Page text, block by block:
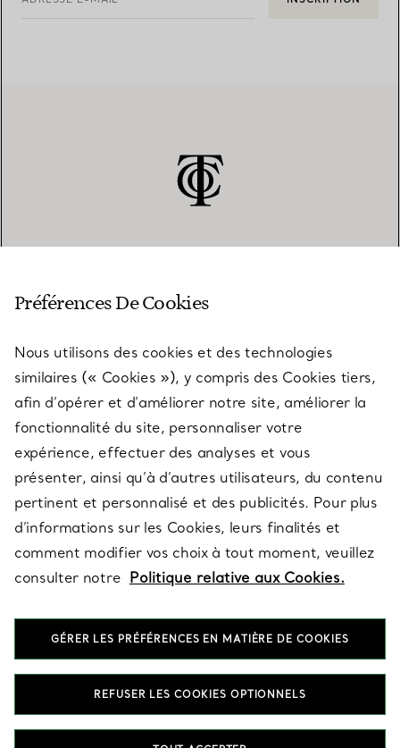
SERVICES
À PROPOS
QUESTIONS LÉGALES
SUIVEZ-NOUS
T&Co. 2026
Préférences De Cookies
Nous utilisons des cookies et des technologies
similaires (« Cookies »), y compris des Cookies tiers,
afin d’opérer et d’améliorer notre site, améliorer la
fonctionnalité du site, personnaliser votre
expérience, effectuer des analyses et vous
présenter, ainsi qu’à d’autres utilisateurs, du contenu
pertinent et personnalisé et des publicités. Pour plus
d’informations sur les Cookies, leurs finalités et
comment modifier vos choix à tout moment, veuillez
consulter notre Politique relative aux Cookies.
GÉRER LES PRÉFÉRENCES EN MATIÈRE DE COOKIES
REFUSER LES COOKIES OPTIONNELS